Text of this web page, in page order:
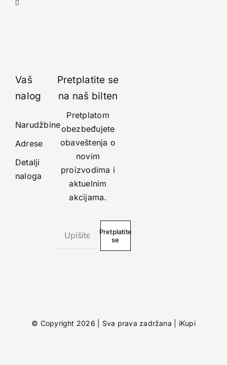
Vaš
nalog
Narudžbine
Adrese
Detalji
naloga
Pretplatite se
na naš bilten
Pretplatom
obezbeđujete
obaveštenja o
novim
proizvodima i
aktuelnim
akcijama.
Pretplatite
se
© Copyright 2026 | Sva prava zadržana | iKupi